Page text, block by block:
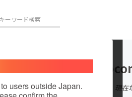
のプロジェクト 注目のリター
users outside Japan.在住国：日本
現在